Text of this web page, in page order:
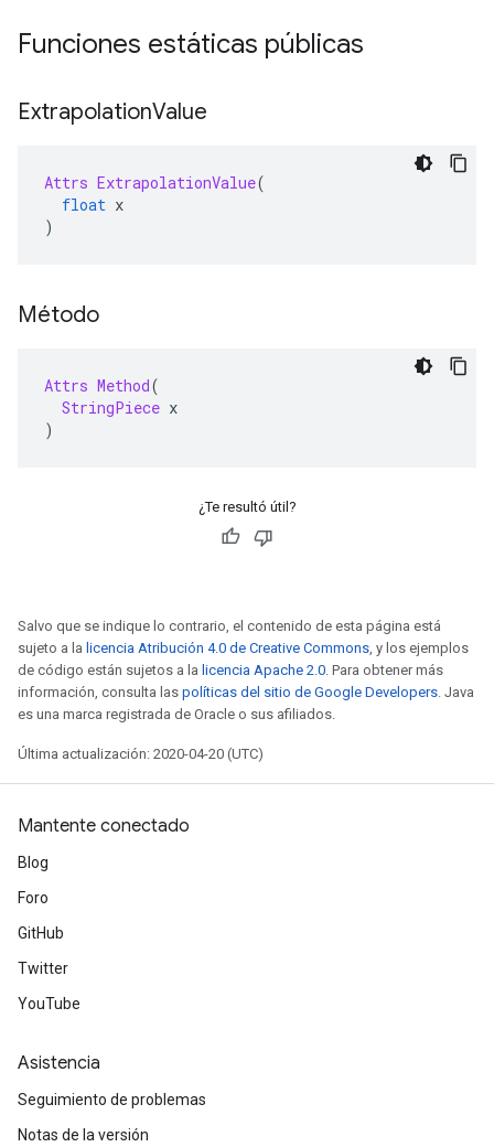
Funciones estáticas públicas
ExtrapolationValue
Attrs ExtrapolationValue(
float x
)
Método
Attrs Method(
StringPiece x
)
¿Te resultó útil?
Salvo que se indique lo contrario, el contenido de esta página está
sujeto a la licencia Atribución 4.0 de Creative Commons, y los ejemplos
de código están sujetos a la licencia Apache 2.0. Para obtener más
información, consulta las políticas del sitio de Google Developers. Java
es una marca registrada de Oracle o sus afiliados.
Última actualización: 2020-04-20 (UTC)
Mantente conectado
Blog
Foro
GitHub
Twitter
YouTube
Asistencia
Seguimiento de problemas
Notas de la versión